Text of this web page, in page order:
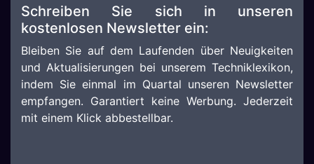
Schreiben Sie sich in unseren
kostenlosen Newsletter ein:
Bleiben Sie auf dem Laufenden über Neuigkeiten
und Aktualisierungen bei unserem Techniklexikon,
indem Sie einmal im Quartal unseren Newsletter
empfangen. Garantiert keine Werbung. Jederzeit
mit einem Klick abbestellbar.